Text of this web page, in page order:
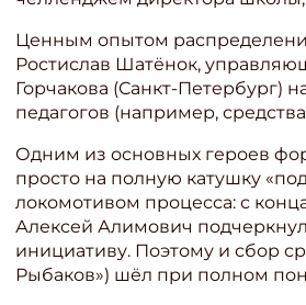
Ценным опытом
Ростислав Шатёнок,
Горчакова (Санкт-Петербург)
педагогов (например,
Одним из основных героев
просто на полную катушку
локомотивом процесса: с
Алексей Алимович
инициативу. Поэтому и сбор
Рыбаков») шёл при полном